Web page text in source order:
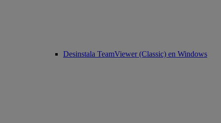
Desinstala TeamViewer (Classic) en Windows